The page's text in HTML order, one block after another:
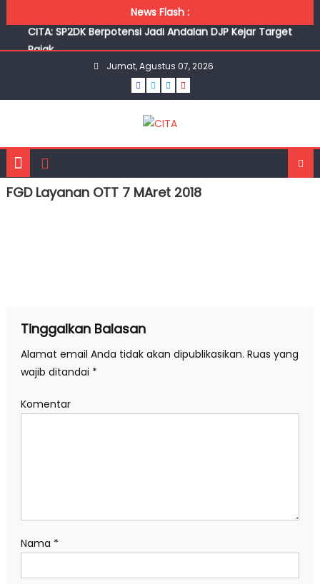
News Flash :
CITA: SP2DK Berpotensi Jadi Andalan DJP Kejar Target
Pajak
Pengamat usulkan RI turunkan target pajak di tengah
pelemahan ekonomi
Pengamat Soroti Lonjakan Restitusi Pajak 2026, Diduga
Dipicu Penundaan hingga Ijon Pajak
Pengawasan Ketat Tak Diperlukan
Belanja Masyarakat Seret, Penerimaan PPN Masih Jauh
dari Target
Jumat, Agustus 07, 2026
FGD Layanan OTT 7 MAret 2018
Tinggalkan Balasan
Alamat email Anda tidak akan dipublikasikan. Ruas yang
wajib ditandai *
Komentar
Nama *